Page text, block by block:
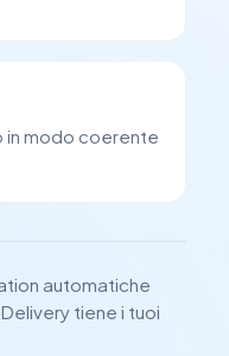
in modo coerente
automatiche
tiene i tuoi